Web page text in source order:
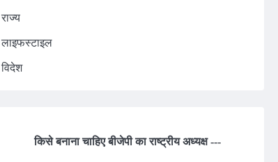
राज्य
लाइफस्टाइल
विदेश
किसे बनाना चाहिए बीजेपी का राष्ट्रीय अध्यक्ष ---